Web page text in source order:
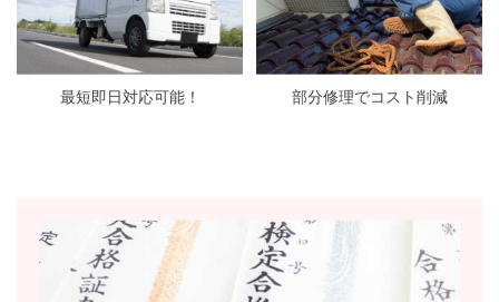
最短即日対応可能！ 部分修理でコスト削減